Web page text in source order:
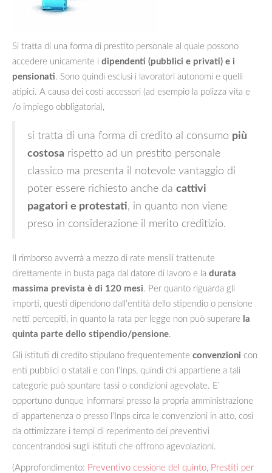
Si tratta di una forma di prestito personale al quale possono
accedere unicamente i dipendenti (pubblici e privati) e i
pensionati. Sono quindi esclusi i lavoratori autonomi e quelli
atipici. A causa dei costi accessori (ad esempio la polizza vita e
/o impiego obbligatoria),
si tratta di una forma di credito al consumo più
costosa rispetto ad un prestito personale
classico ma presenta il notevole vantaggio di
poter essere richiesto anche da cattivi
pagatori e protestati, in quanto non viene
preso in considerazione il merito creditizio.
Il rimborso avverrà a mezzo di rate mensili trattenute
direttamente in busta paga dal datore di lavoro e la durata
massima prevista è di 120 mesi. Per quanto riguarda gli
importi, questi dipendono dall’entità dello stipendio o pensione
netti percepiti, in quanto la rata per legge non può superare la
quinta parte dello stipendio/pensione.
Gli istituti di credito stipulano frequentemente convenzioni con
enti pubblici o statali e con l’Inps, quindi chi appartiene a tali
categorie può spuntare tassi o condizioni agevolate. E’
opportuno dunque informarsi presso la propria amministrazione
di appartenenza o presso l’Inps circa le convenzioni in atto, così
da ottimizzare i tempi di reperimento dei preventivi
concentrandosi sugli istituti che offrono agevolazioni.
(Approfondimento: Preventivo cessione del quinto, Prestiti per